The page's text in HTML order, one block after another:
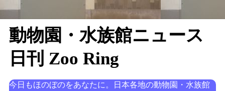
動物園・水族館ニュース
日刊 Zoo Ring
今日もほのぼのをあなたに。日本各地の動物園・水族館